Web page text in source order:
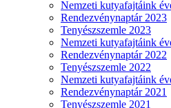
Nemzeti kutyafajtáink
Rendezvénynaptár 2023
Tenyészszemle 2023
Nemzeti kutyafajtáink
Rendezvénynaptár 2022
Tenyészszemle 2022
Nemzeti kutyafajtáink
Rendezvénynaptár 2021
Tenyészszemle 2021